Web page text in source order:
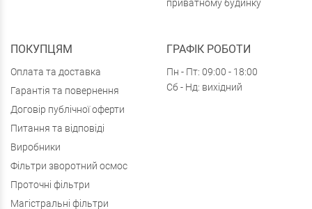
приватному будинку
ПОКУПЦЯМ
Оплата та доставка
Гарантія та повернення
Договір публічної оферти
Питання та відповіді
Виробники
Фільтри зворотний осмос
Проточні фільтри
Магістральні фільтри
ГРАФІК РОБОТИ
Пн - Пт: 09:00 - 18:00
Сб - Нд: вихідний